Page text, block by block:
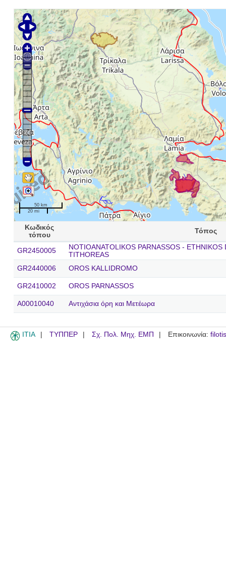
50 km
20 mi
Κωδικός
τόπου
Τόπος
GR2450005
NOTIOANATOLIKOS PARNASSOS -
TITHOREAS
GR2440006
OROS KALLIDROMO
GR2410002 OROS PARNASSOS
A00010040 Αντιχάσια όρη και Μετέωρα
ITIA ΤΥΠΠΕΡ Σχ. Πολ. Μηχ. ΕΜΠ Επικοινωνία: